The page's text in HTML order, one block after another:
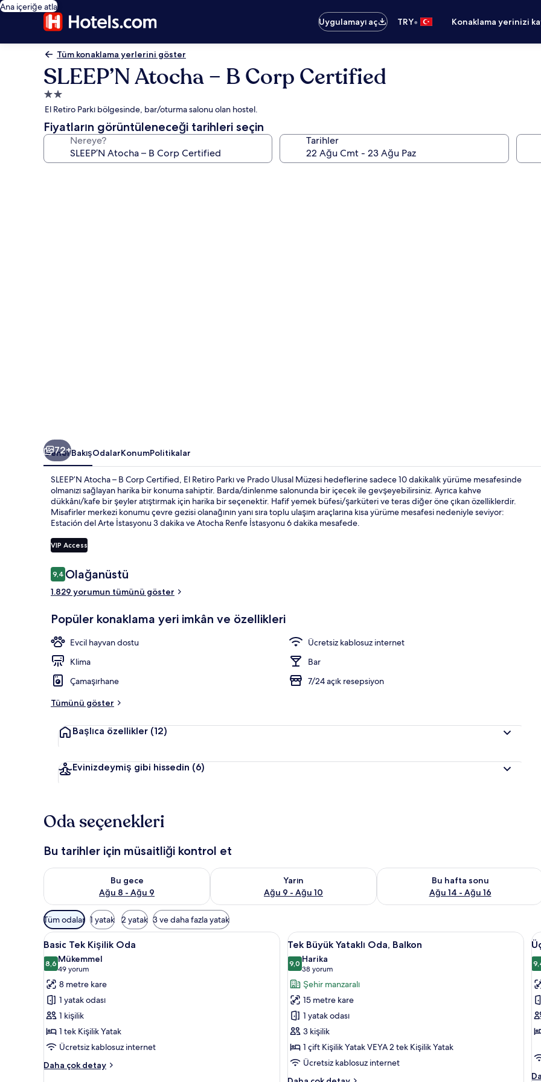
Ana içeriğe atla
Uygulamayı aç
TRY• Konaklama yerinizi
Tüm konaklama yerlerini göster
SLEEP’N Atocha – B Corp Certified
2.0
yıldızlı
konaklama
yeri
El Retiro Parkı bölgesinde, bar/oturma salonu olan hostel.
Fiyatların görüntüleneceği tarihleri seçin
Nereye? Tarihler
Teras/
72+
Genel BakışOdalarKonumPolitikalar
SLEEP’N Atocha – B Corp Certified, El Retiro Parkı ve Prado Ulusal Müzesi hedeflerine sadece 10 dakikalık yürüme mesafesinde
olmanızı sağlayan harika bir konuma sahiptir. Barda/dinlenme salonunda bir içecek ile gevşeyebilirsiniz. Ayrıca kahve
dükkânı/kafe bir şeyler atıştırmak için harika bir seçenektir. Hafif yemek büfesi/şarküteri ve teras diğer öne çıkan özelliklerdir.
Misafirler merkezi konumu çevre gezisi olanağının yanı sıra toplu ulaşım araçlarına kısa yürüme mesafesi nedeniyle seviyor:
Estación del Arte İstasyonu 3 dakika ve Atocha Renfe İstasyonu 6 dakika mesafede.
VIP Access
Yorumlar
9,49,4/10
Olağanüstü
1.829 yorumun tümünü göster
Popüler konaklama yeri imkân ve özellikleri
Evcil hayvan dostu
Ücretsiz kablosuz internet
Klima
Bar
Çamaşırhane
7/24 açık resepsiyon
Tümünü göster
Başlıca özellikler (12)
Evinizdeymiş gibi hissedin (6)
Oda seçenekleri
Bu tarihler için müsaitliği kontrol et
Bu gece
Ağu 8 - Ağu 9
Bu gece için müsaitliği kontrol et Ağu 8 - Ağu 9
Yarın
Ağu 9 - Ağu 10
Yarın için müsaitliği kontrol et Ağu 9 - Ağu 10
Bu hafta sonu
Ağu 14 - Ağu 16
Bu hafta sonu için müsaitliği kontrol et
Odalar
için
mevcut
filtreler
Tüm odalar 1 yatak 2 yatak 3 ve daha fazla yatak
Basic
Tek
Kişilik
Oda
için
tüm
fotoğrafları
görün
Basic Tek Kişilik Oda | Kuştüyü yorgan, odada kasa, güneşlik/perde, ses yalıtımı
5
Basic Tek Kişilik Oda
8,68,6 / 10
Mükemmel
49 yorum
(49
yorum)
8 metre kare
1 yatak odası
1 kişilik
1 tek Kişilik Yatak
Ücretsiz kablosuz internet
Daha çok detay
Basic
Tek
Büyük
Yataklı
Oda,
Balkon
için
tüm
fotoğrafları
görün
Tek Büyük Yataklı Oda, Balkon |
9
Tek Büyük Yataklı Oda, Balkon
9,09,0 / 10
Harika
38 yorum
(38
yorum)
Şehir manzaralı
15 metre kare
1 yatak odası
3 kişilik
1 çift Kişilik Yatak VEYA 2 tek Kişilik Yatak
Ücretsiz kablosuz internet
Üç
Üç